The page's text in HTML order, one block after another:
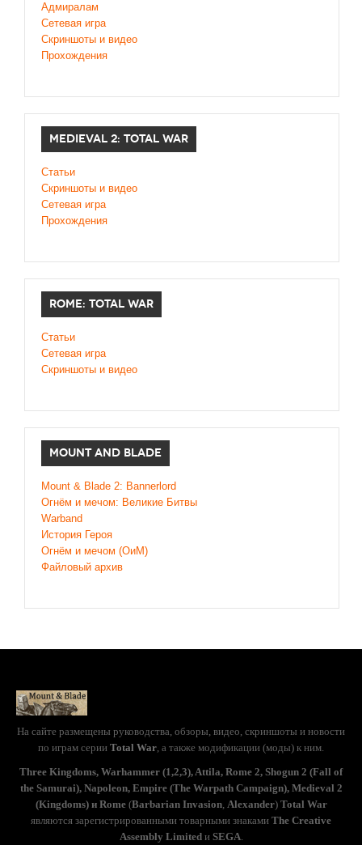
Адмиралам
Сетевая игра
Скриншоты и видео
Прохождения
MEDIEVAL 2: TOTAL WAR
Статьи
Скриншоты и видео
Сетевая игра
Прохождения
ROME: TOTAL WAR
Статьи
Сетевая игра
Скриншоты и видео
MOUNT AND BLADE
Mount & Blade 2: Bannerlord
Огнём и мечом: Великие Битвы
Warband
История Героя
Огнём и мечом (ОиМ)
Файловый архив
На сайте размещены руководства, обзоры, видео, скриншоты и новости
по играм серии Total War, а также модификации (моды) к ним.
Three Kingdoms, Warhammer (1,2,3), Attila, Rome 2, Shogun 2 (Fall of
the Samurai), Napoleon, Empire (The Warpath Campaign), Medieval 2
(Kingdoms) и Rome (Barbarian Invasion, Alexander)Total War
являются зарегистрированными товарными знаками The Creative
Assembly Limitedи SEGA.